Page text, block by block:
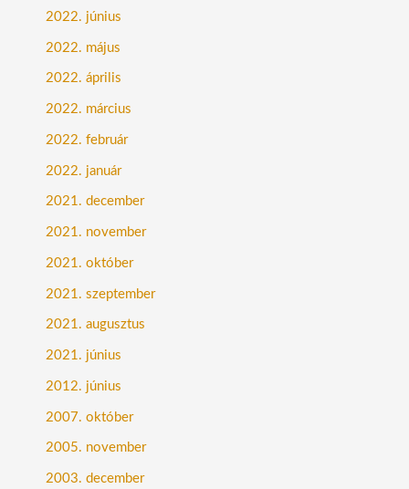
2022. június
2022. május
2022. április
2022. március
2022. február
2022. január
2021. december
2021. november
2021. október
2021. szeptember
2021. augusztus
2021. június
2012. június
2007. október
2005. november
2003. december